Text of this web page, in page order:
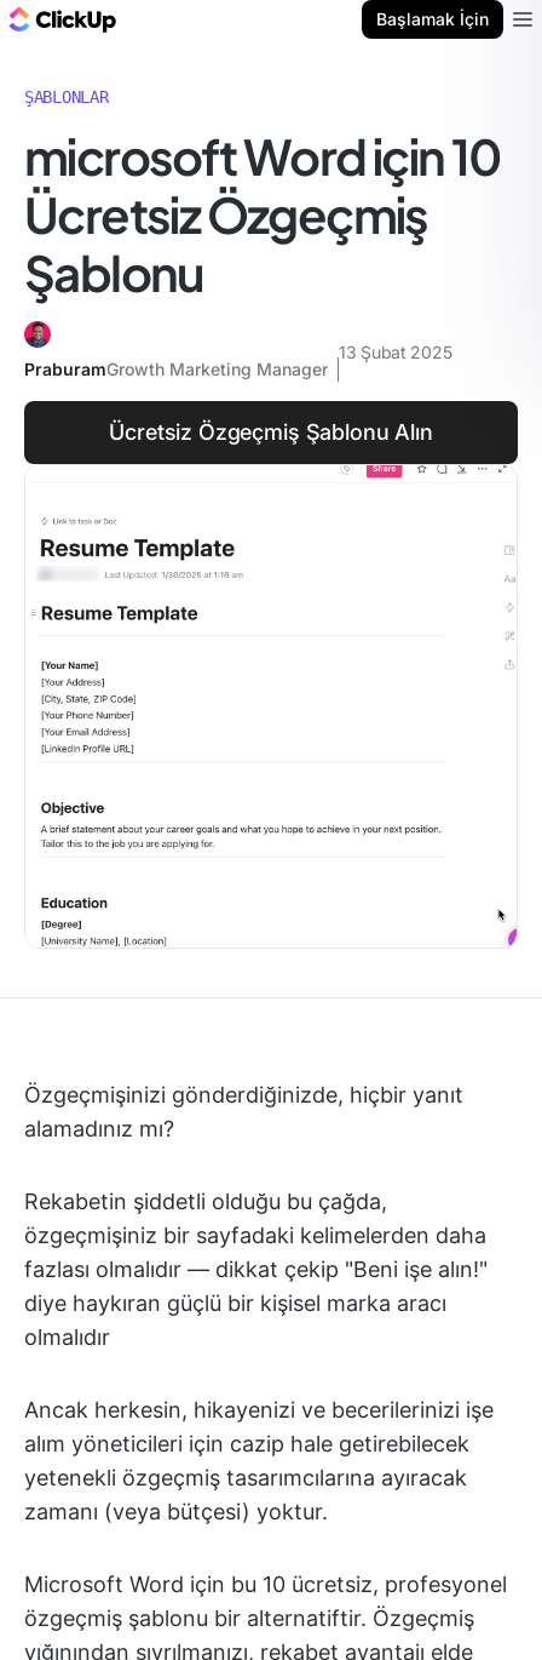
Başlamak İçin
ŞABLONLAR
microsoft Word için 10
Ücretsiz Özgeçmiş
Şablonu
PraburamGrowth Marketing Manager
13 Şubat 2025
Ücretsiz Özgeçmiş Şablonu Alın
Özgeçmişinizi gönderdiğinizde, hiçbir yanıt
alamadınız mı?
Rekabetin şiddetli olduğu bu çağda,
özgeçmişiniz bir sayfadaki kelimelerden daha
fazlası olmalıdır — dikkat çekip "Beni işe alın!"
diye haykıran güçlü bir kişisel marka aracı
olmalıdır
Ancak herkesin, hikayenizi ve becerilerinizi işe
alım yöneticileri için cazip hale getirebilecek
yetenekli özgeçmiş tasarımcılarına ayıracak
zamanı (veya bütçesi) yoktur.
Microsoft Word için bu 10 ücretsiz, profesyonel
özgeçmiş şablonu bir alternatiftir. Özgeçmiş
yığınından sıyrılmanızı, rekabet avantajı elde